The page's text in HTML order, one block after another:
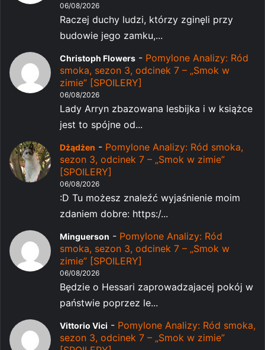
06/08/2026
Raczej duchy ludzi, którzy zginęli przy
budowie jego zamku,...
Christoph Flowers - Pomylone Analizy: Ród
smoka, sezon 3, odcinek 7 – „Smok w
zimie” [SPOILERY]
06/08/2026
Lady Arryn zbazowana lesbijka i w książce
jest to spójne od...
Dżądżen - Pomylone Analizy: Ród smoka,
sezon 3, odcinek 7 – „Smok w zimie”
[SPOILERY]
06/08/2026
:D Tu możesz znaleźć wyjaśnienie moim
zdaniem dobre: https:/...
Minguerson - Pomylone Analizy: Ród
smoka, sezon 3, odcinek 7 – „Smok w
zimie” [SPOILERY]
06/08/2026
Będzie o Hessari zaprowadzajacej pokój w
państwie poprzez le...
Vittorio Vici - Pomylone Analizy: Ród smoka,
sezon 3, odcinek 7 – „Smok w zimie”